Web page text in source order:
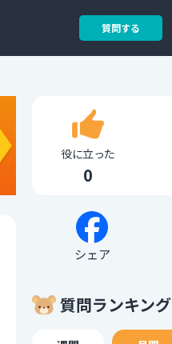
質問する
役に立った
0
シェア
質問ランキング